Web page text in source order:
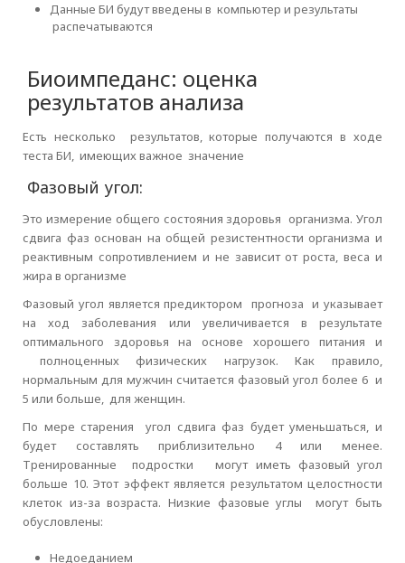
Данные БИ будут введены в компьютер и результаты
распечатываются
Биоимпеданс: оценка
результатов анализа
Есть несколько результатов, которые получаются в ходе
теста БИ, имеющих важное значение
Фазовый угол:
Это измерение общего состояния здоровья организма. Угол
сдвига фаз основан на общей резистентности организма и
реактивным сопротивлением и не зависит от роста, веса и
жира в организме
Фазовый угол является предиктором прогноза и указывает
на ход заболевания или увеличивается в результате
оптимального здоровья на основе хорошего питания и
полноценных физических нагрузок. Как правило,
нормальным для мужчин считается фазовый угол более 6 и
5 или больше, для женщин.
По мере старения угол сдвига фаз будет уменьшаться, и
будет составлять приблизительно 4 или менее.
Тренированные подростки могут иметь фазовый угол
больше 10. Этот эффект является результатом целостности
клеток из-за возраста. Низкие фазовые углы могут быть
обусловлены:
Недоеданием